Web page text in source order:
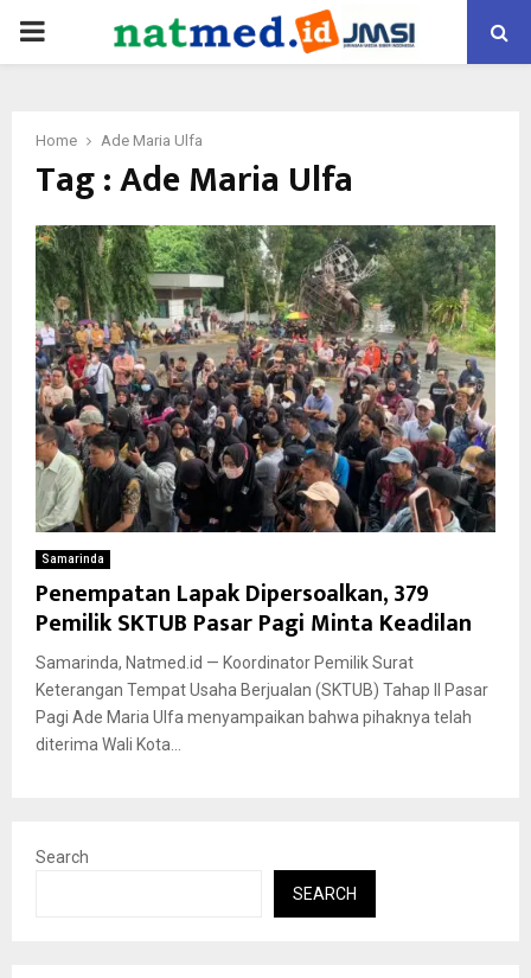
PRIMARY
Home Ade Maria Ulfa
Tag : Ade Maria Ulfa
Samarinda
Penempatan Lapak Dipersoalkan, 379
Pemilik SKTUB Pasar Pagi Minta Keadilan
Samarinda, Natmed.id — Koordinator Pemilik Surat
Keterangan Tempat Usaha Berjualan (SKTUB) Tahap II Pasar
Pagi Ade Maria Ulfa menyampaikan bahwa pihaknya telah
diterima Wali Kota...
Search
SEARCH